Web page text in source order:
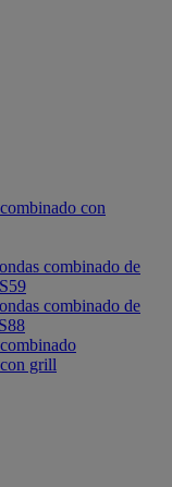
con
combinado de
combinado de
grill